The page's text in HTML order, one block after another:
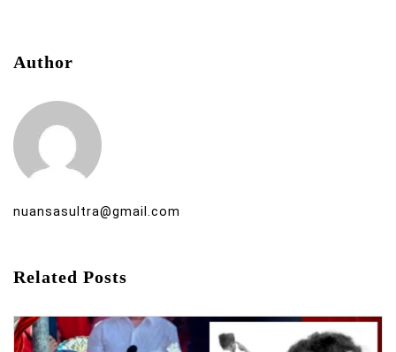
Author
nuansasultra@gmail.com
Related Posts